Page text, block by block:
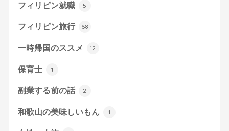
フィリピン就職 5
フィリピン旅行 68
一時帰国のススメ 12
保育士 1
副業する前の話 2
和歌山の美味しいもん 1